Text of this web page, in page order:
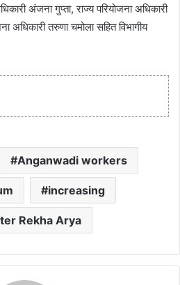
अंजना गुप्ता, राज्य परियोजना अधिकारी
अधिकारी तरुणा चमोला सहित विभागीय
Anganwadi workers
increasing
Rekha Arya